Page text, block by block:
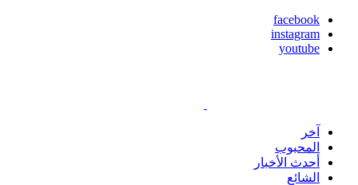
facebook
instagram
youtube
آخر
المحبوب
أحدث الأخبار
الشائع